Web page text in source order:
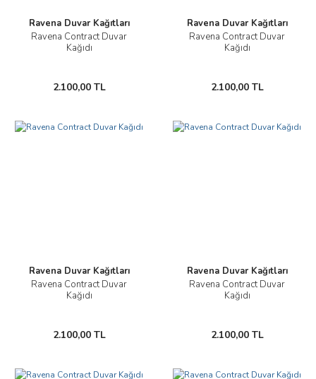
Ravena Duvar Kağıtları
Ravena Contract Duvar
Kağıdı
2.100,00 TL
Ravena Duvar Kağıtları
Ravena Contract Duvar
Kağıdı
2.100,00 TL
Ravena Duvar Kağıtları
Ravena Contract Duvar
Kağıdı
2.100,00 TL
Ravena Duvar Kağıtları
Ravena Contract Duvar
Kağıdı
2.100,00 TL